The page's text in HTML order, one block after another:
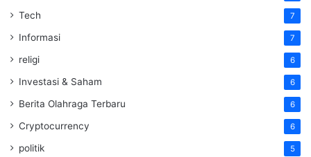
Tech 7
Informasi 7
religi 6
Investasi & Saham 6
Berita Olahraga Terbaru 6
Cryptocurrency 6
politik 5